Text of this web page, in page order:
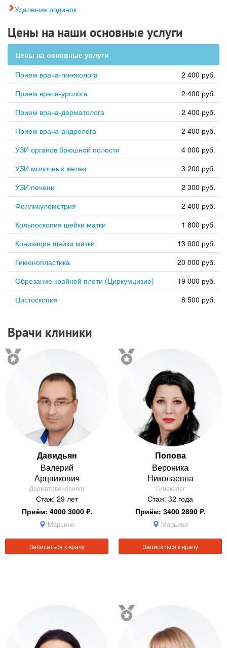
Удаление родинок
Цены на наши основные услуги
Цены на основные услуги
Прием врача-гинеколога
2 400 руб.
Прием врача-уролога
2 400 руб.
Прием врача-дерматолога
2 400 руб.
Прием врача-андролога
2 400 руб.
УЗИ органов брюшной полости
4 000 руб.
УЗИ молочных желез
3 200 руб.
УЗИ печени
2 300 руб.
Фолликулометрия
2 400 руб.
Кольпоскопия шейки матки
1 800 руб.
Конизация шейки матки
13 000 руб.
Гименопластика
20 000 руб.
Обрезание крайней плоти (Циркумцизио)
19 000 руб.
Цистоскопия
8 500 руб.
Врачи клиники
Давидьян
Валерий
Арцвикович
Дерматовенеролог
Стаж: 29 лет
Приём:40003000 ₽.
Марьино
Записаться к врачу
Попова
Вероника
Николаевна
Гинеколог
Стаж: 32 года
Приём:34002890 ₽.
Марьино
Записаться к врачу